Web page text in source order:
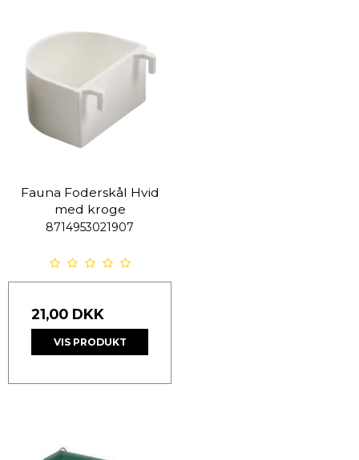
Fauna Foderskål Hvid
med kroge
8714953021907
21,00 DKK
VIS PRODUKT